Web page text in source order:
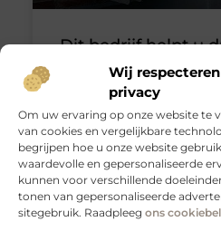
Wij
privacy
Om uw ervaring op onze website te
van cookies en vergelijkbare
begrijpen hoe u onze website
waardevolle en gepersonaliseerde
kunnen voor verschillende
tonen van gepersonaliseerde
sitegebruik. Raadpleeg ons
Dit bedrijf helpt u
verwarmen
woning duurzaam kunt
namelijk wel! Al jaren is dit
met
Dienstverlening